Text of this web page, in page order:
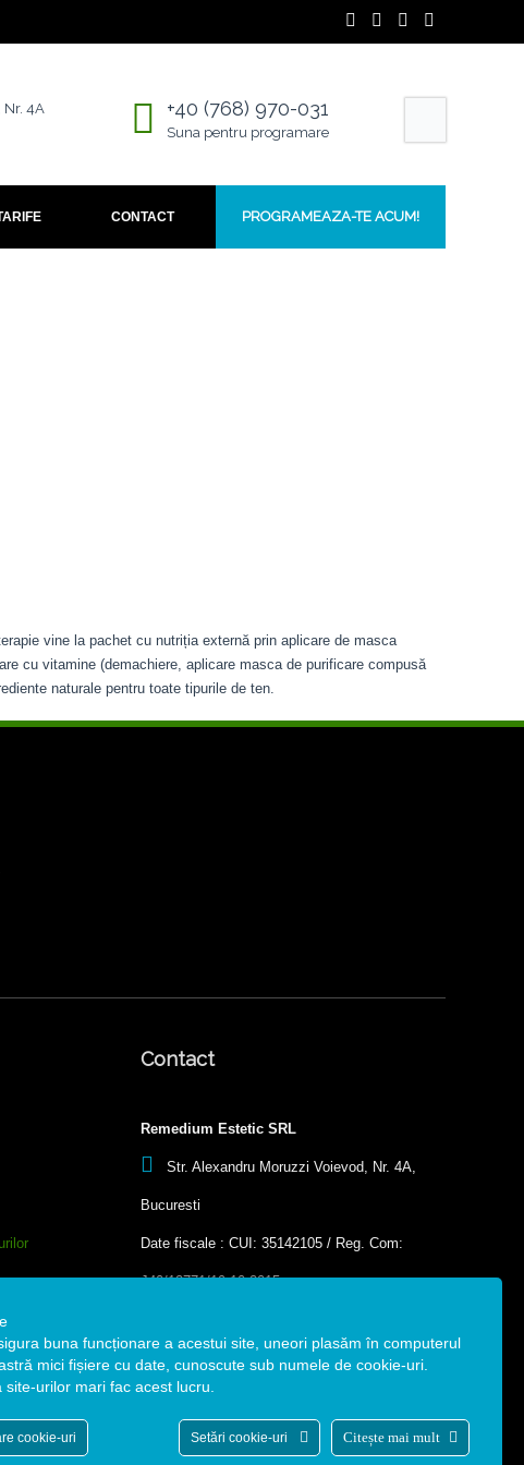
+40 (768) 970-031
Suna pentru programare
Nr. 4A
PROGRAMEAZA-TE ACUM!
CONTACT
vine la pachet cu nutriția externă prin aplicare de masca
cu vitamine (demachiere, aplicare masca de purificare compusă
naturale pentru toate tipurile de ten.
Contact
Remedium Estetic SRL
Str. Alexandru Moruzzi Voievod, Nr. 4A,
Bucuresti
Date fiscale : CUI: 35142105 / Reg. Com:
J40/12771/19.10.2015
office@clinicaremedium.ro
buna funcționare a acestui site, uneori plasăm în computerul
mici fișiere cu date, cunoscute sub numele de cookie-uri.
site-urilor mari fac acest lucru.
cookie-uri Citește mai mult
Setări cookie-uri